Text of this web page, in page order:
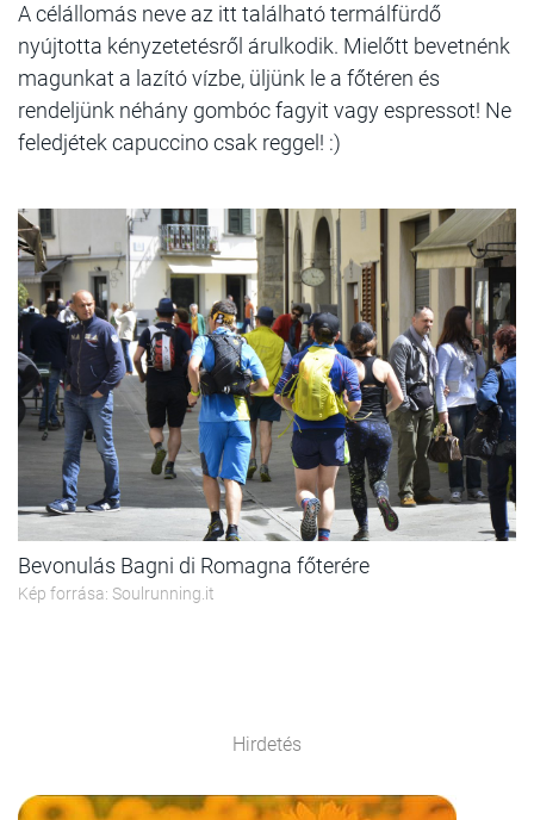
A célállomás neve az itt található termálfürdő
nyújtotta kényzetetésről árulkodik. Mielőtt bevetnénk
magunkat a lazító vízbe, üljünk le a főtéren és
rendeljünk néhány gombóc fagyit vagy espressot! Ne
feledjétek capuccino csak reggel! :)
Bevonulás Bagni di Romagna főterére
Kép forrása: Soulrunning.it
Hirdetés